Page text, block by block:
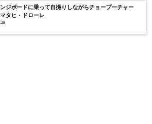
ジボードに乗って自撮りしながらチョープーチャー
タヒ・ドローレ